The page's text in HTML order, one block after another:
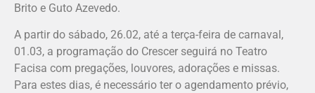
Brito e Guto Azevedo.
A partir do sábado, 26.02, até a terça-feira de carnaval,
01.03, a programação do Crescer seguirá no Teatro
Facisa com pregações, louvores, adorações e missas.
Para estes dias, é necessário ter o agendamento prévio,